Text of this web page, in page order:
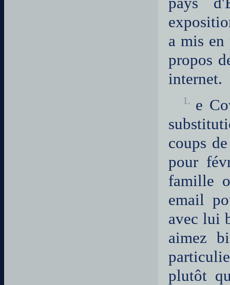
a mis en
propos
internet.
Le Covid et la guerre l'ayant obligé à trouver des activités de
coups
pour
famille
email
avec lui
aimez
plutôt